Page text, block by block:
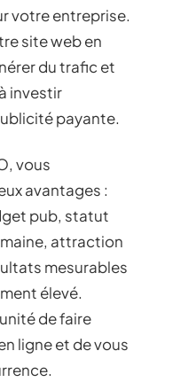
votre entreprise.
site web en
du trafic et
investir
payante.
vous
avantages :
pub, statut
attraction
mesurables
élevé.
de faire
ligne et de vous